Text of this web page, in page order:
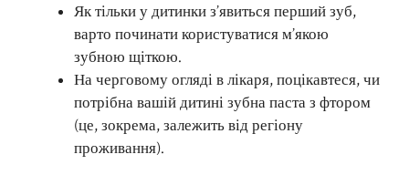
Як тільки у дитинки з’явиться перший зуб,
варто починати користуватися м’якою
зубною щіткою.
На черговому огляді в лікаря, поцікавтеся, чи
потрібна вашій дитині зубна паста з фтором
(це, зокрема, залежить від регіону
проживання).